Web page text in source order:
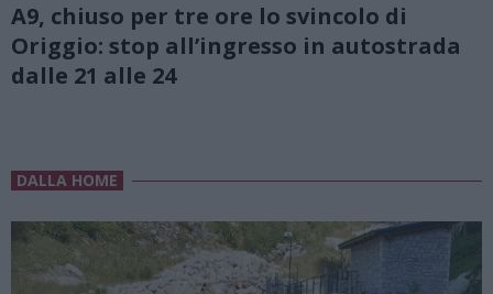
A9, chiuso per tre ore lo svincolo di
Origgio: stop all’ingresso in autostrada
dalle 21 alle 24
DALLA HOME